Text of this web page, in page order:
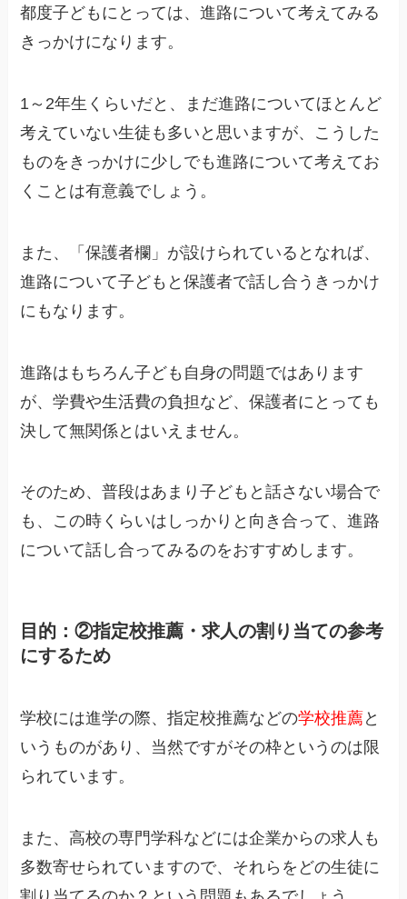
都度子どもにとっては、進路について考えてみる
きっかけになります。
1～2年生くらいだと、まだ進路についてほとんど
考えていない生徒も多いと思いますが、こうした
ものをきっかけに少しでも進路について考えてお
くことは有意義でしょう。
また、「保護者欄」が設けられているとなれば、
進路について子どもと保護者で話し合うきっかけ
にもなります。
進路はもちろん子ども自身の問題ではあります
が、学費や生活費の負担など、保護者にとっても
決して無関係とはいえません。
そのため、普段はあまり子どもと話さない場合で
も、この時くらいはしっかりと向き合って、進路
について話し合ってみるのをおすすめします。
目的：②指定校推薦・求人の割り当ての参考
にするため
学校には進学の際、指定校推薦などの学校推薦 と
いうものがあり、当然ですがその枠というのは限
られています。
また、高校の専門学科などには企業からの求人も
多数寄せられていますので、それらをどの生徒に